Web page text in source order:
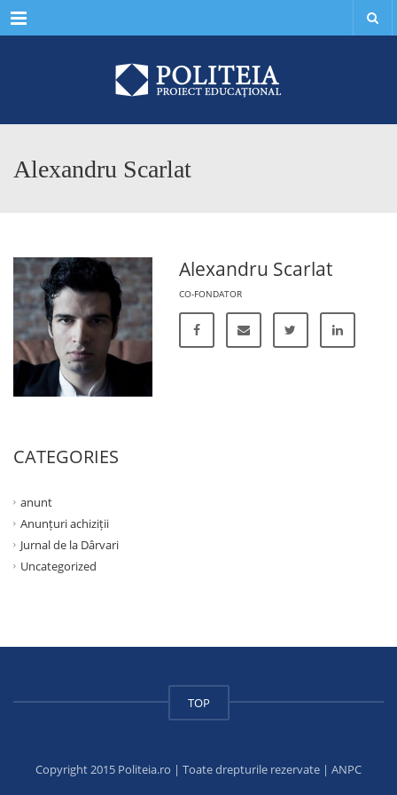
Menu
Alexandru Scarlat
Alexandru Scarlat
CO-FONDATOR
CATEGORIES
anunt
Anunțuri achiziții
Jurnal de la Dârvari
Uncategorized
TOP
Copyright 2015 Politeia.ro | Toate drepturile rezervate | ANPC